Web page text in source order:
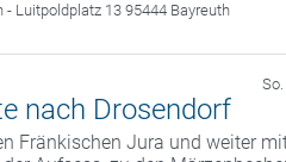
- Luitpoldplatz 13 95444 Bayreuth
nach Drosendorf
Fränkischen Jura und weiter